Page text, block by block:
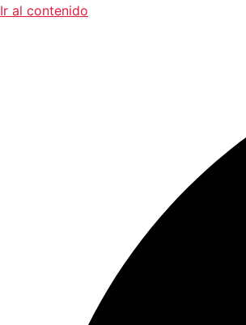
Ir al contenido